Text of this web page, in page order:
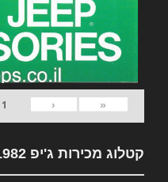
«
‹
1
קטלוג מכירות ג'יפ 1982